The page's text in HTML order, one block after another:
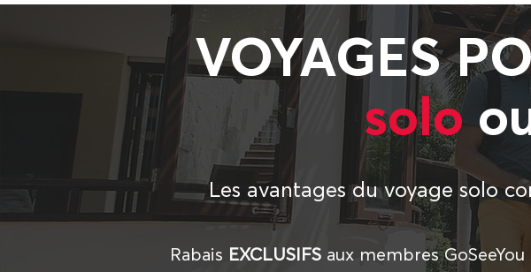
VOYAGES
solo
Les avantages du voyage solo
Rabais EXCLUSIFS aux membres